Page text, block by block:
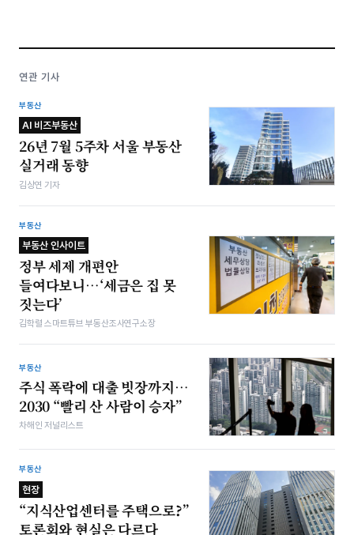
연관 기사
부동산
AI 비즈부동산
26년 7월 5주차 서울 부동산
실거래 동향
김상연 기자
부동산
부동산 인사이트
정부 세제 개편안
들여다보니…‘세금은 집 못
짓는다’
김학렬 스마트튜브 부동산조사연구소장
부동산
주식 폭락에 대출 빗장까지…
2030 “빨리 산 사람이 승자”
차해인 저널리스트
부동산
현장
“지식산업센터를 주택으로?”
토론회와 현실은 다르다